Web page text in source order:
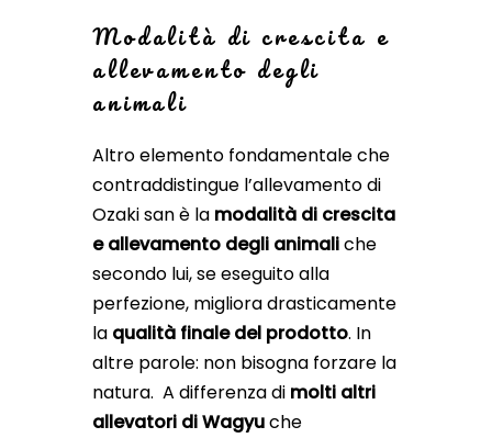
Modalità di crescita e
allevamento degli
animali
Altro elemento fondamentale che
contraddistingue l’allevamento di
Ozaki san è la modalità di crescita
e allevamento degli animaliche
secondo lui, se eseguito alla
perfezione, migliora drasticamente
la qualità finale del prodotto. In
altre parole: non bisogna forzare la
natura. A differenza di molti altri
allevatori di Wagyuche